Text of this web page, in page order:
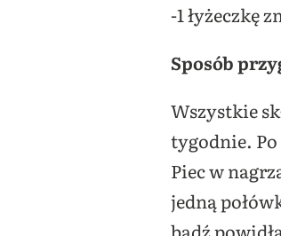
-1 łyżeczkę
Sposób
Wszystkie
tygodnie.
Piec w
jedną